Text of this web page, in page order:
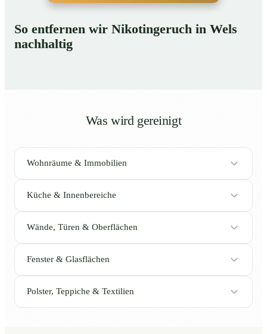
So entfernen wir Nikotingeruch in Wels
nachhaltig
Was wird gereinigt
Wohnräume & Immobilien
Küche & Innenbereiche
Wände, Türen & Oberflächen
Fenster & Glasflächen
Polster, Teppiche & Textilien